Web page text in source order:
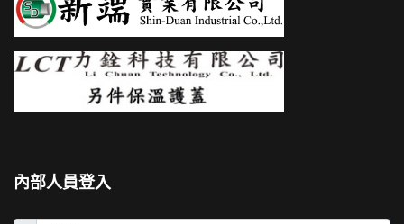
內部人員登入